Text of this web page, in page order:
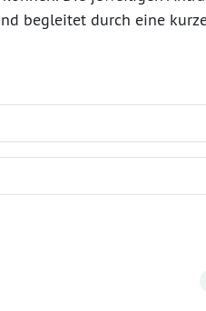
begleitet durch eine